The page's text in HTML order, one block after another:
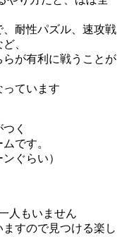
耐性パズル、速攻戦
、
が有利に戦うことが
ています
く
です。
ぐらい）
人もいません
すので見つける楽し